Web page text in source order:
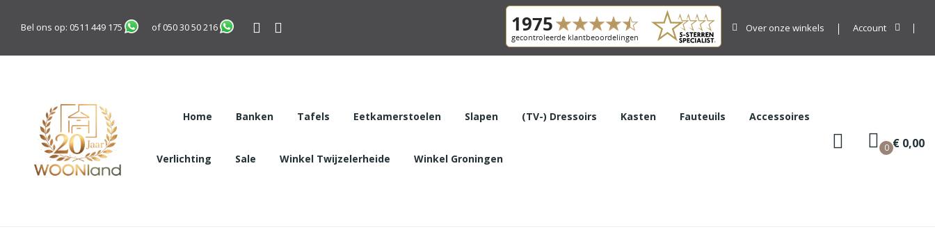
Bel ons op: 0511 449 175 of050 30 50 216 Over onze winkels Account
Home Banken Tafels Eetkamerstoelen Slapen (TV-) Dressoirs Kasten Fauteuils Accessoires
Verlichting Sale Winkel Twijzelerheide Winkel Groningen
0 € 0,00